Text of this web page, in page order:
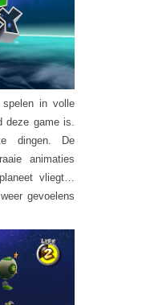
in volle
deze game is.
dingen. De
animaties
vliegt…
gevoelens